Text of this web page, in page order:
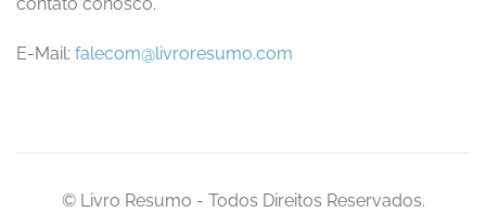
E-Mail: falecom@livroresumo.com
© Livro Resumo - Todos Direitos Reservados.